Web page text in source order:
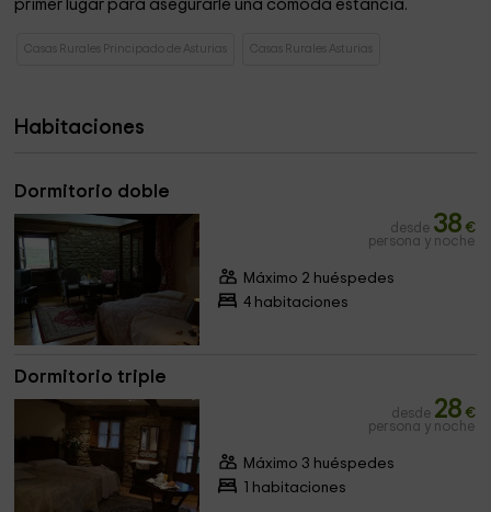
primer lugar para asegurarle una cómoda estancia.
Casas Rurales Principado de Asturias Casas Rurales Asturias
Habitaciones
Dormitorio doble
desde 38 €
persona y noche
Máximo 2 huéspedes
4 habitaciones
Dormitorio triple
desde 28 €
persona y noche
Máximo 3 huéspedes
1 habitaciones